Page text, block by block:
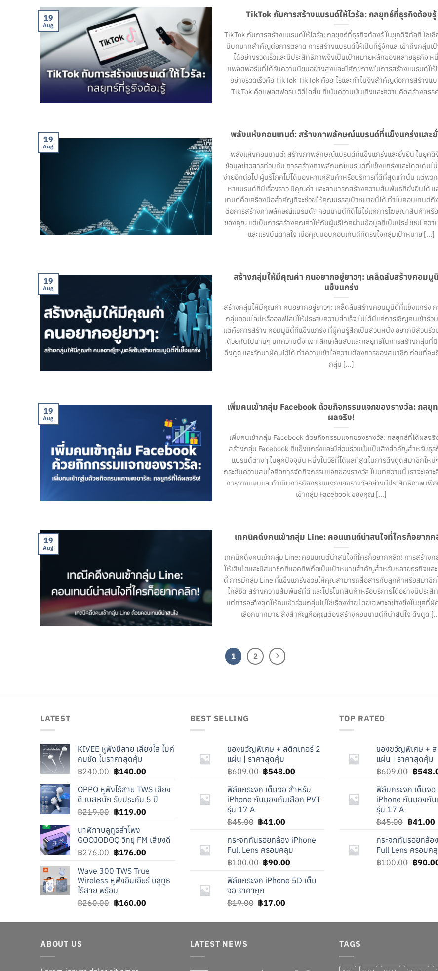
TikTok กับการสร้างแบรนด์ให้ไวรัล: กลยุทธ์ที่ธุรกิจต้องรู้
TikTok กับการสร้างแบรนด์ให้ไวรัล: กลยุทธ์ที่ธุรกิจต้องรู้ ในยุคดิจิทัลที่ โซเชี
มีบทบาทสำคัญต่อการตลาด การสร้างแบรนด์ให้เป็นที่รู้จักและเข้าถึงกลุ่มเ
ได้อย่างรวดเร็วและมีประสิทธิภาพจึงเป็นเป้าหมายหลักของหลายธุรกิจ ห
แพลตฟอร์มที่ได้รับความนิยมอย่างสูงและมีศักยภาพในการสร้างแบรนด์ให้ไ
อย่างรวดเร็วคือ TikTok TikTok คืออะไรและทำไมจึงสำคัญต่อการสร้างแ
TikTok คือแพลตฟอร์ม วิดีโอสั้น ที่เน้นความบันเทิงและความคิดสร้างสรร
19
Aug
พลังแห่งคอนเทนต์: สร้างภาพลักษณ์แบรนด์ที่แข็งแกร่งและ
พลังแห่งคอนเทนต์: สร้างภาพลักษณ์แบรนด์ที่แข็งแกร่งและยั่งยืน ในยุคดิ
ข้อมูลข่าวสารท่วมท้น การสร้างภาพลักษณ์แบรนด์ที่แข็งแกร่งและโดดเด่นไม่
ง่ายอีกต่อไป ผู้บริโภคไม่ได้มองหาแค่สินค้าหรือบริการที่ดีที่สุดเท่านั้น แต่พวก
หาแบรนด์ที่มีเรื่องราว มีคุณค่า และสามารถสร้างความสัมพันธ์ที่ยั่งยืนได้ แ
เทนต์คือเครื่องมือสำคัญที่จะช่วยให้คุณบรรลุเป้าหมายนี้ได้ ทำไมคอนเทนต์
ต่อการสร้างภาพลักษณ์แบรนด์? คอนเทนต์ที่ดีไม่ใช่แค่การโฆษณาสินค้าหรื
ของคุณ แต่เป็นการสร้างคุณค่าให้กับผู้บริโภคผ่านข้อมูลที่เป็นประโยชน์ ควา
และแรงบันดาลใจ เมื่อคุณมอบคอนเทนต์ที่ตรงใจกลุ่มเป้าหมาย [...]
19
Aug
สร้างกลุ่มให้มีคุณค่า คนอยากอยู่ยาวๆ: เคล็ดลับสร้างคอมมู
แข็งแกร่ง
สร้างกลุ่มให้มีคุณค่า คนอยากอยู่ยาวๆ: เคล็ดลับสร้างคอมมูนิตี้ที่แข็งแกร่ง ก
กลุ่มออนไลน์หรือออฟไลน์ให้ประสบความสำเร็จ ไม่ได้มีแค่การเชิญคนเข้าร่ว
แต่คือการสร้าง คอมมูนิตี้ที่แข็งแกร่ง ที่ผู้คนรู้สึกเป็นส่วนหนึ่ง อยากมีส่วนร่ว
ด้วยกันไปนานๆ บทความนี้จะเจาะลึกเคล็ดลับและกลยุทธ์ในการสร้างกลุ่ม
ดึงดูด และรักษาผู้คนไว้ได้ ทำความเข้าใจความต้องการของสมาชิก ก่อนที่จะเ
กลุ่ม [...]
19
Aug
เพิ่มคนเข้ากลุ่ม Facebook ด้วยกิจกรรมแจกของรางวัล: กลยุ
ผลจริง!
เพิ่มคนเข้ากลุ่ม Facebook ด้วยกิจกรรมแจกของรางวัล: กลยุทธ์ที่ได้ผลจริ
สร้างกลุ่ม Facebook ที่แข็งแกร่งและมีส่วนร่วมนั้นเป็นสิ่งสำคัญสำหรับธุร
แบรนด์ต่างๆ ในยุคปัจจุบัน หนึ่งในวิธีที่ได้ผลที่สุดในการดึงดูดสมาชิกใหม่
กระตุ้นความสนใจคือการจัดกิจกรรมแจกของรางวัล ในบทความนี้ เราจะเจาะ
การวางแผนและดำเนินการกิจกรรมแจกของรางวัลอย่างมีประสิทธิภาพ เพื่
เข้ากลุ่ม Facebook ของคุณ [...]
19
Aug
เทคนิคดึงคนเข้ากลุ่ม Line: คอนเทนต์น่าสนใจที่ใครก็อยากค
เทคนิคดึงคนเข้ากลุ่ม Line: คอนเทนต์น่าสนใจที่ใครก็อยากคลิก! การสร้างก
ให้เติบโตและมีสมาชิกที่แอคทีฟถือเป็นเป้าหมายสำคัญสำหรับหลายธุรกิจแล
ตี้ การมีกลุ่ม Line ที่แข็งแกร่งช่วยให้คุณสามารถสื่อสารกับลูกค้าหรือสมาชิก
ใกล้ชิด สร้างความสัมพันธ์ที่ดี และโปรโมทสินค้าหรือบริการได้อย่างมีประสิ
แต่การจะดึงดูดให้คนเข้าร่วมกลุ่มไม่ใช่เรื่องง่าย โดยเฉพาะอย่างยิ่งในยุคที่
เลือกมากมาย สิ่งสำคัญคือคุณต้องสร้างคอนเทนต์ที่น่าสนใจ ดึงดูด
19
Aug
1 2
LATEST
KIVEE หูฟังมีสาย เสียงใส ไมค์
คมชัด ในราคาสุดคุ้ม
฿240.00 Original
was:
฿240.00.
฿140.00Current
is:
฿140.00.
OPPO หูฟังไร้สาย TWS เสียง
ดี เบสหนัก รับประกัน 5 ปี
฿219.00 Original
was:
฿219.00.
฿119.00Current
฿119.00.
นาฬิกาบลูทูธลำโพง
GOOJODOQ วิทยุ FM เสียงดี
฿276.00 Original
was:
฿276.00.
฿176.00Current
is:
฿176.00.
Wave 300 TWS True
Wireless หูฟังอินเอียร์ บลูทูธ
ไร้สาย พร้อม
฿260.00 Original
was:
฿160.00Current
is:
BEST SELLING
ของขวัญพิเศษ + สติกเกอร์ 2
แผ่น | ราคาสุดคุ้ม
฿609.00 Original
was:
฿609.00.
฿548.00
is:
฿548.00.
ฟิล์มกระจก เต็มจอ สำหรับ
iPhone กันมองกันเสือก PVT
รุ่น 17 A
฿45.00 Original
was:
฿45.00.
฿41.00
is:
฿41.00.
กระจกกันรอยกล้อง iPhone
Full Lens ครอบคลุม
฿100.00 Original
was:
฿100.00.
฿90.00
is:
ฟิล์มกระจก iPhone 5D เต็ม
จอ ราคาถูก
฿19.00 Original
was:
฿17.00
is:
TOP RATED
ของขวัญพิเศษ + ส
แผ่น | ราคาสุดคุ้ม
฿609.00
was:
฿
฿
ฟิล์มกระจก เต็มจอ
iPhone กันมองกัน
รุ่น 17 A
฿45.00 Original
was:
฿45.00.
฿41.00
กระจกกันรอยกล้อ
Full Lens ครอบค
฿100.00 ฿
ABOUT US LATEST NEWS TAGS